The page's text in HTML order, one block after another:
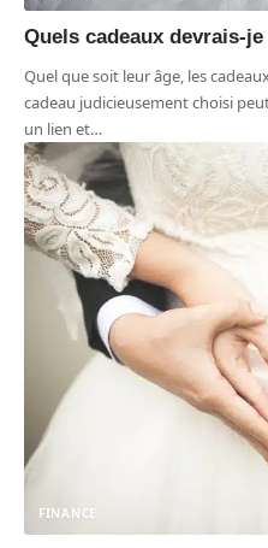
Quels cadeaux devrais-
Quel que soit leur âge, les
cadeau judicieusement choisi
un lien et…
FINANCE